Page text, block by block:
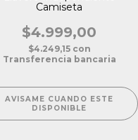
Camiseta
$4.999,00
$4.249,15 con
Transferencia bancaria
AVISAME CUANDO ESTE
DISPONIBLE